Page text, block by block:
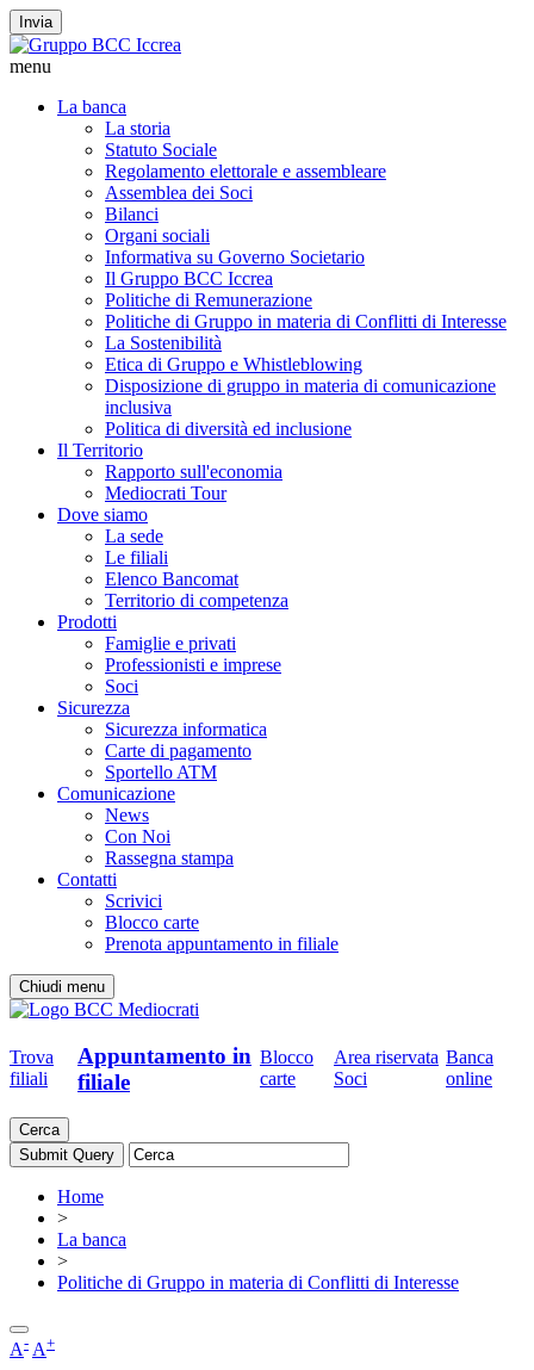
Invia
menu
La banca
La storia
Statuto Sociale
Regolamento elettorale e assembleare
Assemblea dei Soci
Bilanci
Organi sociali
Informativa su Governo Societario
Il Gruppo BCC Iccrea
Politiche di Remunerazione
Politiche di Gruppo in materia di Conflitti di Interesse
La Sostenibilità
Etica di Gruppo e Whistleblowing
Disposizione di gruppo in materia di comunicazione
inclusiva
Politica di diversità ed inclusione
Il Territorio
Rapporto sull'economia
Mediocrati Tour
Dove siamo
La sede
Le filiali
Elenco Bancomat
Territorio di competenza
Prodotti
Famiglie e privati
Professionisti e imprese
Soci
Sicurezza
Sicurezza informatica
Carte di pagamento
Sportello ATM
Comunicazione
News
Con Noi
Rassegna stampa
Contatti
Scrivici
Blocco carte
Prenota appuntamento in filiale
Chiudi menu
Trova
filiali
Appuntamento in
filiale
Blocco
carte
Area riservata
Soci
Banca
online
Cerca
Home
>
La banca
>
Politiche di Gruppo in materia di Conflitti di Interesse
A- A+